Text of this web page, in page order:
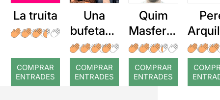
La truita
COMPRAR
ENTRADES
Una
bufetada
a temps
COMPRAR
ENTRADES
Quim
Masferre
r: Temps
COMPRAR
ENTRADES
: